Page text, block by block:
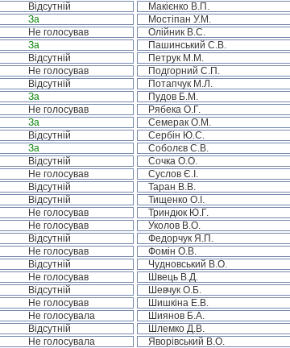
Відсутній Макієнко В.П.
За Мостіпан У.М.
Не голосував Олійник В.С.
За Пашинський С.В.
Відсутній Петрук М.М.
Не голосував Подгорний С.П.
Відсутній Потапчук М.Л.
За Пудов Б.М.
Не голосував Рябека О.Г.
За Семерак О.М.
Відсутній Сербін Ю.С.
За Соболєв С.В.
Відсутній Сочка О.О.
Не голосував Суслов Є.І.
Відсутній Таран В.В.
Відсутній Тищенко О.І.
Не голосував Триндюк Ю.Г.
Не голосував Уколов В.О.
Відсутній Федорчук Я.П.
Не голосував Фомін О.В.
Відсутній Чудновський В.О.
Не голосував Швець В.Д.
Відсутній Шевчук О.Б.
Не голосував Шишкіна Е.В.
Не голосувала Шиянов Б.А.
Відсутній Шлемко Д.В.
Не голосувала Яворівський В.О.